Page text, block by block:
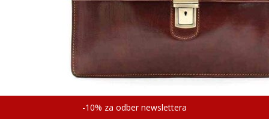
-10% za odber newslettera